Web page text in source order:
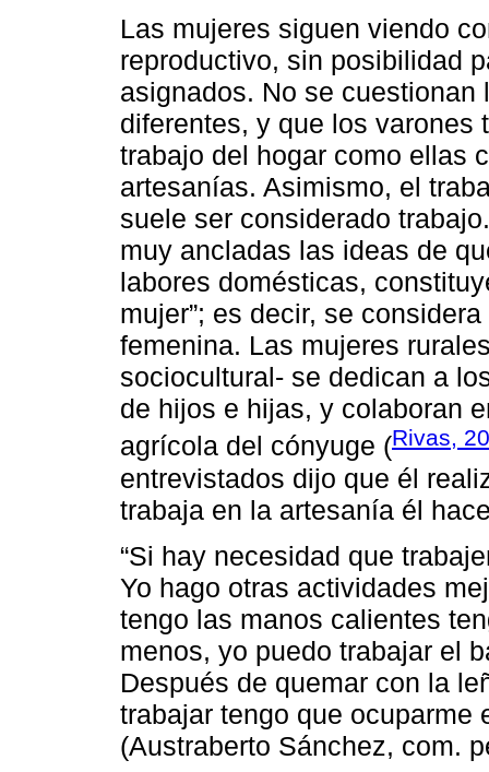
Las mujeres siguen viendo
reproductivo, sin posibilidad
asignados. No se
diferentes, y que los varones
trabajo del hogar como ellas
artesanías. Asimismo, el
suele ser considerado
muy ancladas las ideas de
labores domésticas,
mujer”; es decir, se
femenina. Las mujeres
sociocultural- se dedican a
de hijos e hijas, y colaboran
agrícola del cónyuge (Rivas,
entrevistados dijo que él
trabaja en la artesanía él
“Si hay necesidad que
Yo hago otras actividades
tengo las manos calientes
menos, yo puedo trabajar el
Después de quemar con la
trabajar tengo que ocuparme
(Austraberto Sánchez, com.